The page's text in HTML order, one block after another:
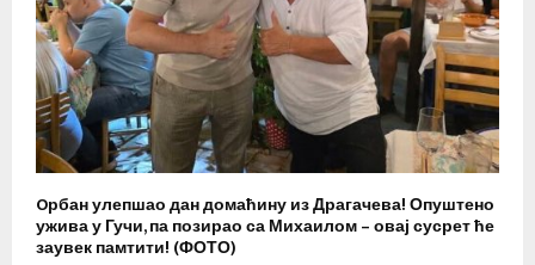
Oрбан улепшао дан домаћину из Драгачева! Опуштено
ужива у Гучи, па позирао са Михаилом – овај сусрет ће
заувек памтити! (ФОТО)